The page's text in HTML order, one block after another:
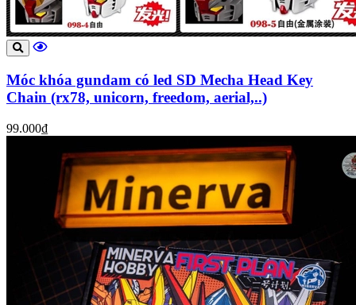
Móc khóa gundam có led SD Mecha Head Key
Chain (rx78, unicorn, freedom, aerial,..)
99.000₫